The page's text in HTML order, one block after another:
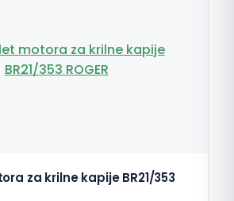
za krilne kapije BR21/353